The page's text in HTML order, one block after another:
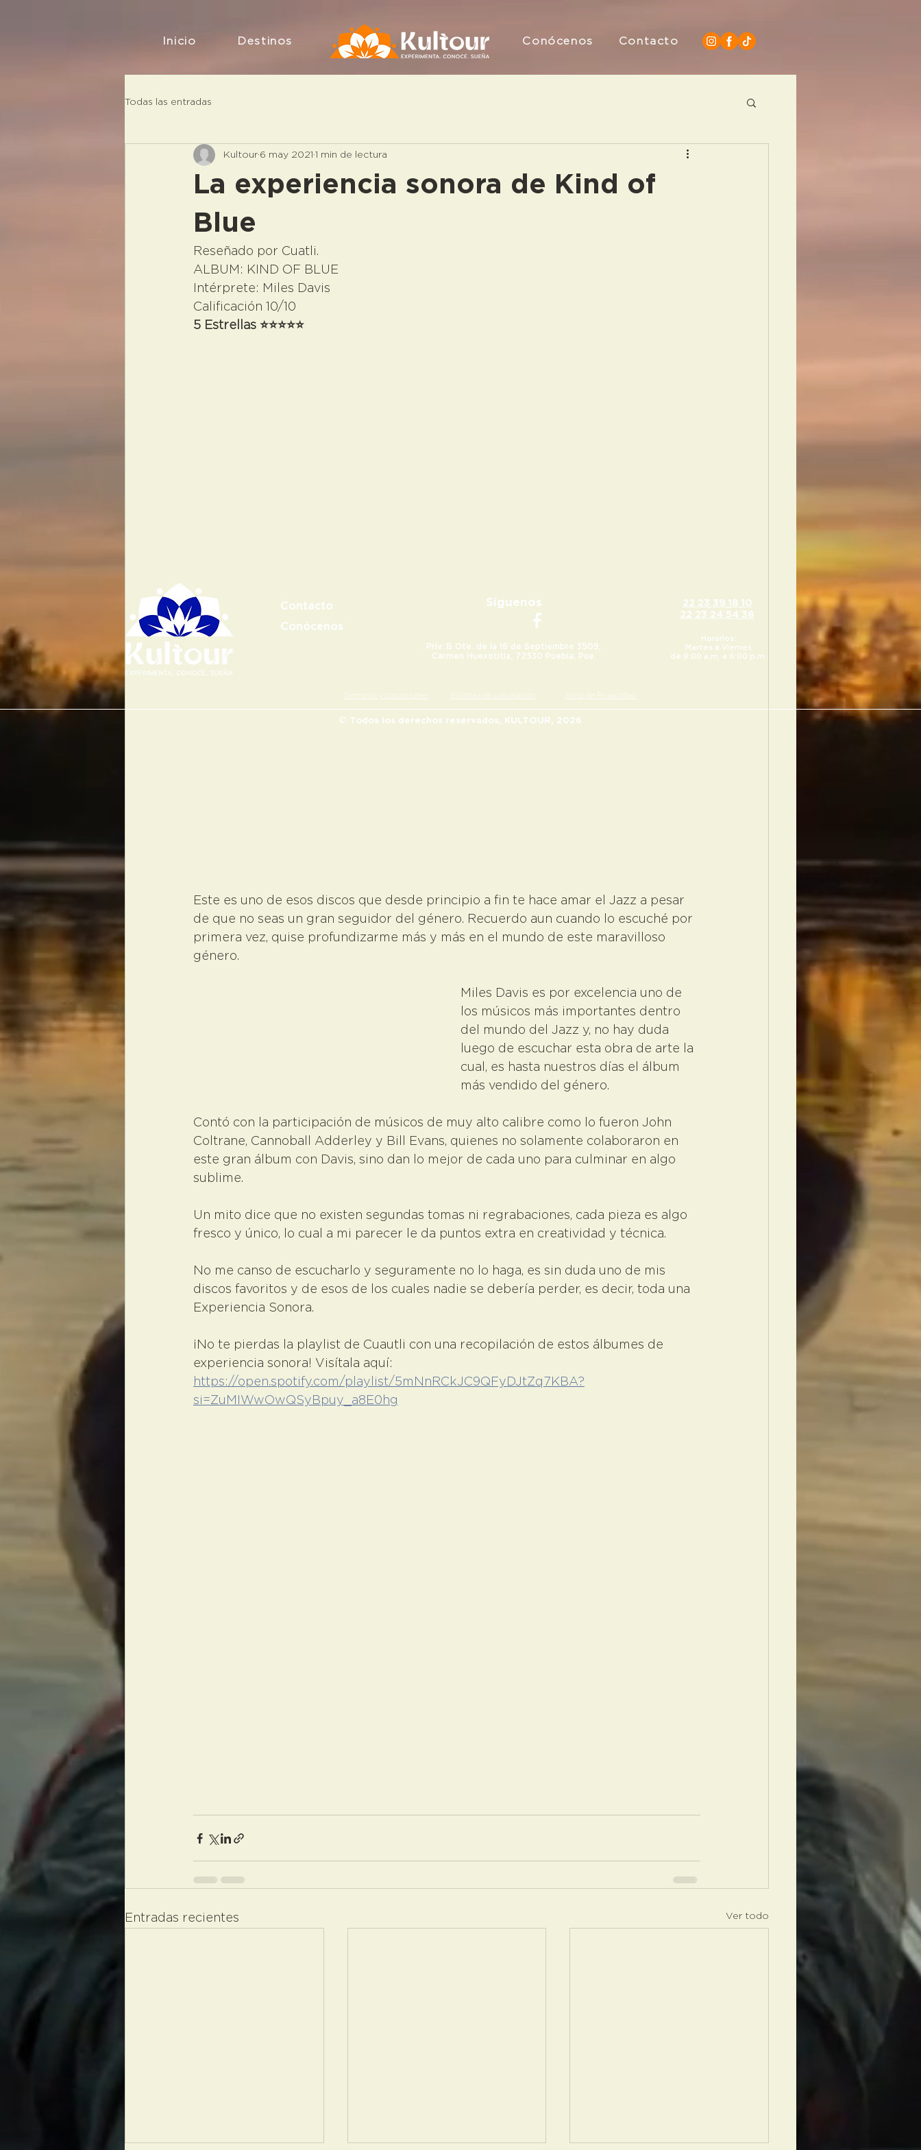
Inicio Destinos Conócenos Contacto
Todas las entradas
La experiencia sonora de Kind of
Blue
Kultour 6 may 2021 1 min de lectura
Reseñado por Cuatli.
ALBUM: KIND OF BLUE
Intérprete: Miles Davis
Calificación 10/10
5 Estrellas ⭐️⭐️⭐️⭐️⭐️
Este es uno de esos discos que desde principio a fin te hace amar el Jazz a pesar
de que no seas un gran seguidor del género. Recuerdo aun cuando lo escuché por
primera vez, quise profundizarme más y más en el mundo de este maravilloso
género.
Miles Davis es por excelencia uno de
los músicos más importantes dentro
del mundo del Jazz y, no hay duda
luego de escuchar esta obra de arte la
cual, es hasta nuestros días el álbum
más vendido del género.
Contó con la participación de músicos de muy alto calibre como lo fueron John
Coltrane, Cannoball Adderley y Bill Evans, quienes no solamente colaboraron en
este gran álbum con Davis, sino dan lo mejor de cada uno para culminar en algo
sublime.
Un mito dice que no existen segundas tomas ni regrabaciones, cada pieza es algo
fresco y único, lo cual a mi parecer le da puntos extra en creatividad y técnica.
No me canso de escucharlo y seguramente no lo haga, es sin duda uno de mis
discos favoritos y de esos de los cuales nadie se debería perder, es decir, toda una
Experiencia Sonora.
¡No te pierdas la playlist de Cuautli con una recopilación de estos álbumes de
experiencia sonora! Visítala aquí:
https://open.spotify.com/playlist/5mNnRCkJC9QFyDJtZq7KBA?
si=ZuMIWwOwQSyBpuy_a8E0hg
Entradas recientes Ver todo
Contacto
Conócenos
Síguenos
Priv. B Ote. de la 16 de Septiembre 3509,
Carmen Huexotitla, 72530 Puebla, Pue.
22 23 39 18 10
22 23 24 54 38
Horarios:
Martes a Viernes
de 9:00 a.m. a 6:00 p.m.
Términos y condiciones Políticas de cancelación Aviso de Privacidad ​
© Todos los derechos reservados, KULTOUR, 2026